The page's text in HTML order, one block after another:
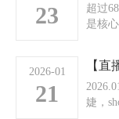
23
超过
是核
以深
有了针对性
转化
2026-01
21
2026.01.22 周四 16:00 seel
婕，